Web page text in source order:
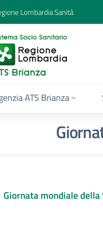
Lombardia Sanità
ATS Brianza
Giornata mondiale